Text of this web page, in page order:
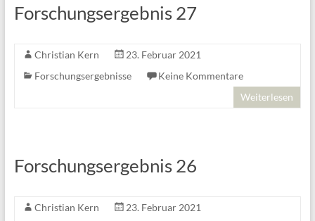
Forschungsergebnis 27
Christian Kern
23. Februar 2021
Forschungsergebnisse
Keine Kommentare
Weiterlesen
Forschungsergebnis 26
Christian Kern
23. Februar 2021